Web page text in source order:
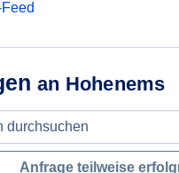
an Hohenems
Anfrage teilweise